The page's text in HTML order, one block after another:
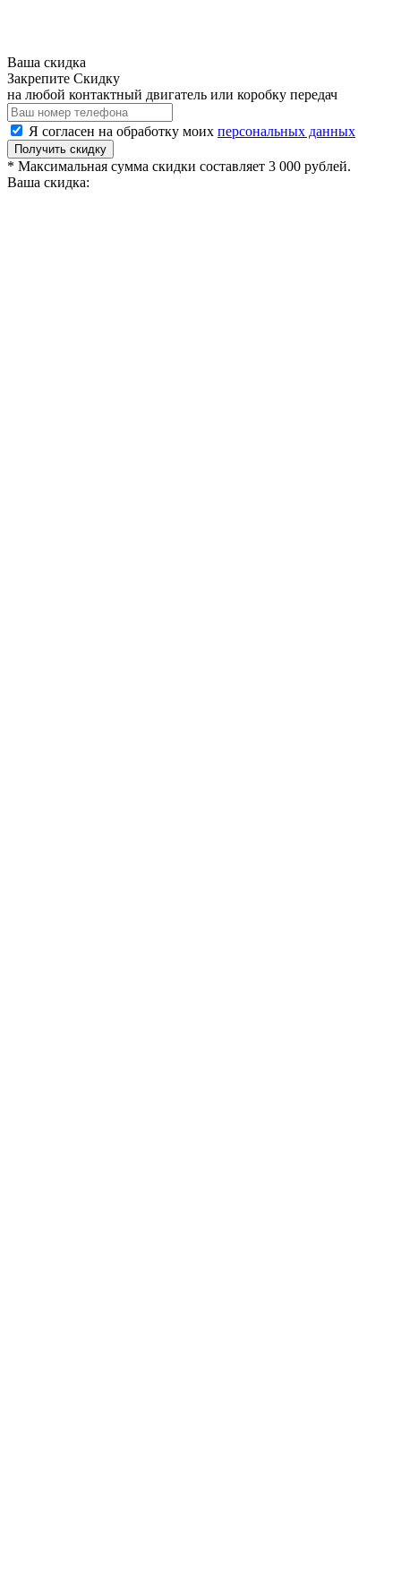
Ваша скидка
Закрепите Скидку
на любой контактный двигатель или коробку передач
Я согласен на обработку моих персональных данных
Получить скидку
* Максимальная сумма скидки составляет 3 000 рублей.
Ваша скидка: